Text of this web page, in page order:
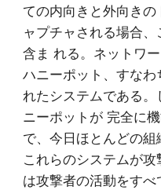
ての内向きと外向き
ャプチャされる場合
含ま れる。ネットワ
ハニーポット、すな
れたシステムである
ニーポットが 完全に
で、今日ほとんどの組
これらのシステムが
は攻撃者の活動をす